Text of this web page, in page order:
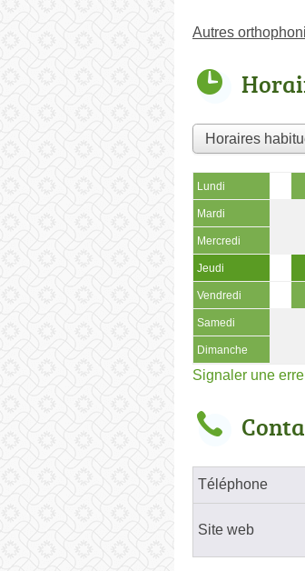
Autres
Lundi
Mardi
Mercredi
Jeudi
Vendredi
Samedi
Dimanche
Signaler une
Téléphone
Site web